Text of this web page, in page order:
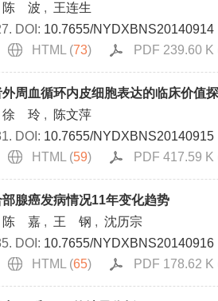
陈 波 , 王连生
DOI: 10.7655/NYDXBNS20140914
HTML (73) PDF 239.60 K
周血循环内皮细胞表达的临床价值
徐 玲 ,
陈文萍
DOI: 10.7655/NYDXBNS20140915
HTML (59) PDF 417.59 K
腺癌发病情况11年变化趋势
陈 嘉 , 王 钢 , 沈历宗
DOI: 10.7655/NYDXBNS20140916
HTML (65) PDF 178.62 K